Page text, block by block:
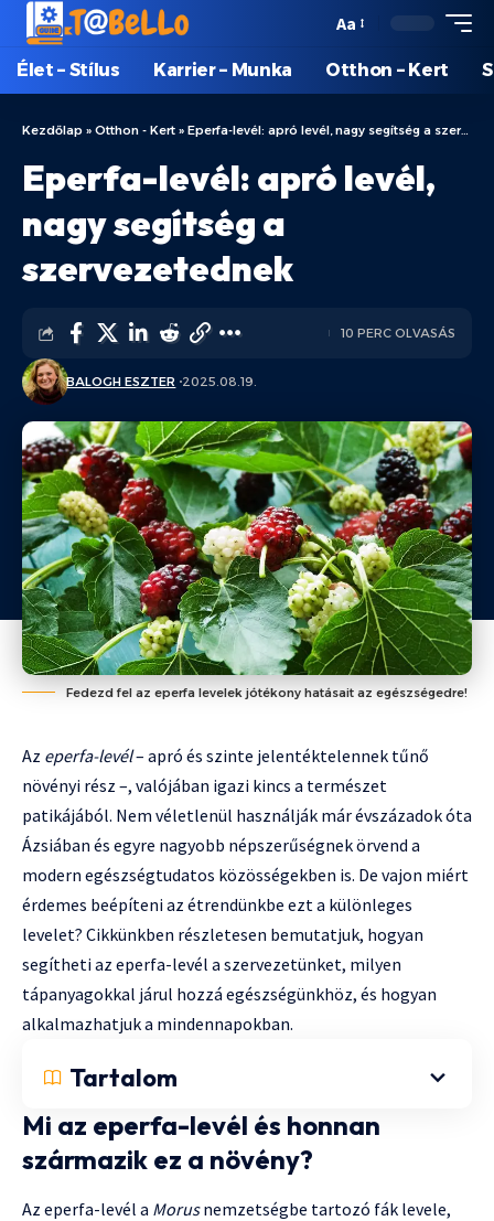
Aa
Élet – Stílus Karrier – Munka Otthon – Kert
Kezdőlap » Otthon - Kert » Eperfa-levél: apró levél, nagy segítség a szervezetednek
Eperfa-levél: apró levél,
nagy segítség a
szervezetednek
BALOGH ESZTER 2025.08.19.
10 PERC OLVASÁS
Fedezd fel az eperfa levelek jótékony hatásait az egészségedre!
Az eperfa-levél– apró és szinte jelentéktelennek tűnő
növényi rész –, valójában igazi kincs a természet
patikájából. Nem véletlenül használják már évszázadok óta
Ázsiában és egyre nagyobb népszerűségnek örvend a
modern egészségtudatos közösségekben is. De vajon miért
érdemes beépíteni az étrendünkbe ezt a különleges
levelet? Cikkünkben részletesen bemutatjuk, hogyan
segítheti az eperfa-levél a szervezetünket, milyen
tápanyagokkal járul hozzá egészségünkhöz, és hogyan
alkalmazhatjuk a mindennapokban.
Tartalom
Mi az eperfa-levél és honnan
származik ez a növény?
Az eperfa-levél a Morusnemzetségbe tartozó fák levele,